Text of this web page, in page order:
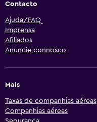
Contacto
Ajuda/FAQ
Imprensa
Afiliados
Anuncie connosco
Mais
Taxas de companhias aéreas
Companhias aéreas